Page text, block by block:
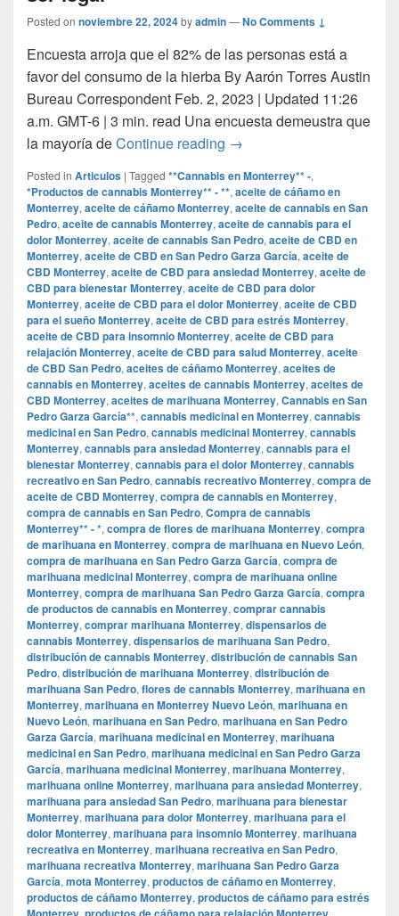
Posted on noviembre 22, 2024byadmin—No Comments ↓
Encuesta arroja que el 82% de las personas está a
favor del consumo de la hierba By Aarón Torres Austin
Bureau Correspondent Feb. 2, 2023 | Updated 11:26
a.m. GMT-6 | 3 min. read Una encuesta demeustra que
la mayoría deContinue reading Mayoría de los texanos
→
Posted in Articulos | Tagged **Cannabis en Monterrey** -,
*Productos de cannabis Monterrey** - **, aceite de cáñamo en
Monterrey, aceite de cáñamo Monterrey, aceite de cannabis en San
Pedro, aceite de cannabis Monterrey, aceite de cannabis para el
dolor Monterrey, aceite de cannabis San Pedro, aceite de CBD en
Monterrey, aceite de CBD en San Pedro Garza García, aceite de
CBD Monterrey, aceite de CBD para ansiedad Monterrey, aceite de
CBD para bienestar Monterrey, aceite de CBD para dolor
Monterrey, aceite de CBD para el dolor Monterrey, aceite de CBD
para el sueño Monterrey, aceite de CBD para estrés Monterrey,
aceite de CBD para insomnio Monterrey, aceite de CBD para
relajación Monterrey, aceite de CBD para salud Monterrey, aceite
de CBD San Pedro, aceites de cáñamo Monterrey, aceites de
cannabis en Monterrey, aceites de cannabis Monterrey, aceites de
CBD Monterrey, aceites de marihuana Monterrey, Cannabis en San
Pedro Garza García**, cannabis medicinal en Monterrey, cannabis
medicinal en San Pedro, cannabis medicinal Monterrey, cannabis
Monterrey, cannabis para ansiedad Monterrey, cannabis para el
bienestar Monterrey, cannabis para el dolor Monterrey, cannabis
recreativo en San Pedro, cannabis recreativo Monterrey, compra de
aceite de CBD Monterrey, compra de cannabis en Monterrey,
compra de cannabis en San Pedro, Compra de cannabis
Monterrey** - *, compra de flores de marihuana Monterrey, compra
de marihuana en Monterrey, compra de marihuana en Nuevo León,
compra de marihuana en San Pedro Garza García, compra de
marihuana medicinal Monterrey, compra de marihuana online
Monterrey, compra de marihuana San Pedro Garza García, compra
de productos de cannabis en Monterrey, comprar cannabis
Monterrey, comprar marihuana Monterrey, dispensarios de
cannabis Monterrey, dispensarios de marihuana San Pedro,
distribución de cannabis Monterrey, distribución de cannabis San
Pedro, distribución de marihuana Monterrey, distribución de
marihuana San Pedro, flores de cannabis Monterrey, marihuana en
Monterrey, marihuana en Monterrey Nuevo León, marihuana en
Nuevo León, marihuana en San Pedro, marihuana en San Pedro
Garza García, marihuana medicinal en Monterrey, marihuana
medicinal en San Pedro, marihuana medicinal en San Pedro Garza
García, marihuana medicinal Monterrey, marihuana Monterrey,
marihuana online Monterrey, marihuana para ansiedad Monterrey,
marihuana para ansiedad San Pedro, marihuana para bienestar
Monterrey, marihuana para dolor Monterrey, marihuana para el
dolor Monterrey, marihuana para insomnio Monterrey, marihuana
recreativa en Monterrey, marihuana recreativa en San Pedro,
marihuana recreativa Monterrey, marihuana San Pedro Garza
García, mota Monterrey, productos de cáñamo en Monterrey,
productos de cáñamo Monterrey, productos de cáñamo para estrés
, ,